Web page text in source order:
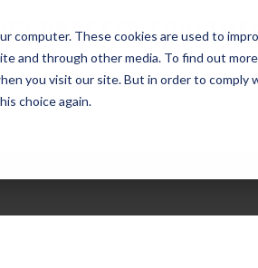
computer. These cookies are used to
and through other media. To find out
you visit our site. But in order to
choice again.
PROCESS